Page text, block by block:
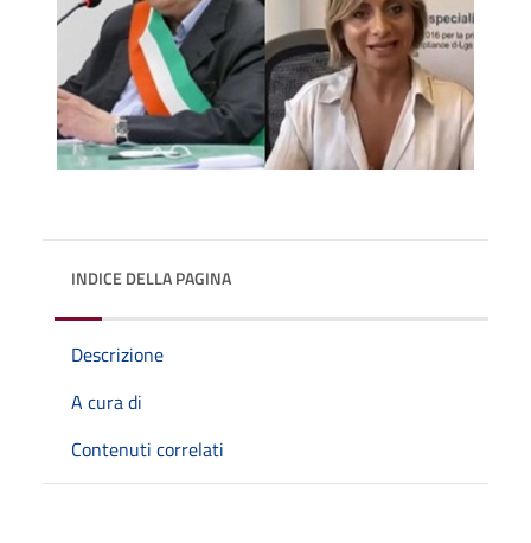
INDICE DELLA PAGINA
Descrizione
A cura di
Contenuti correlati